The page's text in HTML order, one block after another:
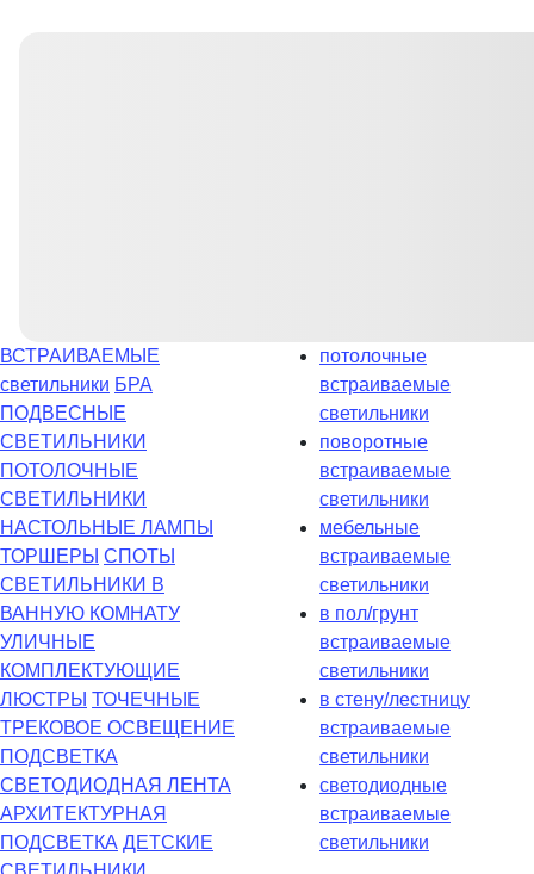
ВСТРАИВАЕМЫЕ
светильники БРА
ПОДВЕСНЫЕ
СВЕТИЛЬНИКИ
ПОТОЛОЧНЫЕ
СВЕТИЛЬНИКИ
НАСТОЛЬНЫЕ ЛАМПЫ
ТОРШЕРЫ СПОТЫ
СВЕТИЛЬНИКИ В
ВАННУЮ КОМНАТУ
УЛИЧНЫЕ
КОМПЛЕКТУЮЩИЕ
ЛЮСТРЫ ТОЧЕЧНЫЕ
ТРЕКОВОЕ ОСВЕЩЕНИЕ
ПОДСВЕТКА
СВЕТОДИОДНАЯ ЛЕНТА
АРХИТЕКТУРНАЯ
ПОДСВЕТКА ДЕТСКИЕ
потолочные
встраиваемые
светильники
поворотные
встраиваемые
светильники
мебельные
встраиваемые
светильники
в пол/грунт
встраиваемые
светильники
в стену/лестницу
встраиваемые
светильники
светодиодные
встраиваемые
светильники